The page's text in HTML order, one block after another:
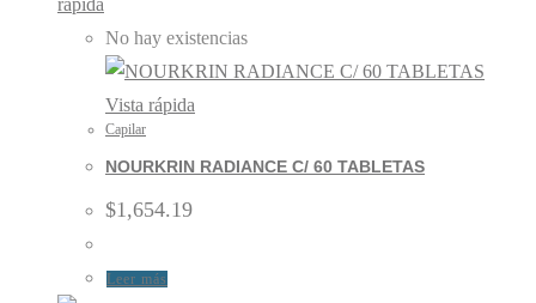
No hay existencias
Vista rápida
Capilar
NOURKRIN RADIANCE C/ 60 TABLETAS
$1,654.19
Leer más